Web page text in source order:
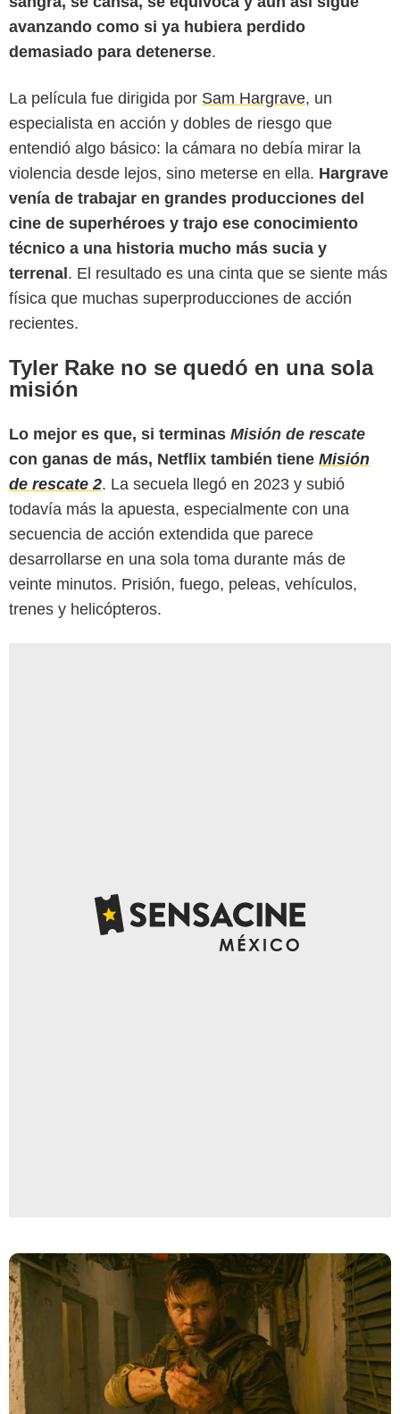
avanzando como si ya hubiera perdido
demasiado para detenerse.
La película fue dirigida por Sam Hargrave, un
especialista en acción y dobles de riesgo que
entendió algo básico: la cámara no debía mirar la
violencia desde lejos, sino meterse en ella. Hargrave
venía de trabajar en grandes producciones del
cine de superhéroes y trajo ese conocimiento
técnico a una historia mucho más sucia y
terrenal . El resultado es una cinta que se siente más
física que muchas superproducciones de acción
recientes.
Tyler Rake no se quedó en una sola
misión
Lo mejor es que, si terminas Misión de rescate
con ganas de más, Netflix también tiene Misión
de rescate 2. La secuela llegó en 2023 y subió
todavía más la apuesta, especialmente con una
secuencia de acción extendida que parece
desarrollarse en una sola toma durante más de
veinte minutos. Prisión, fuego, peleas, vehículos,
trenes y helicópteros.